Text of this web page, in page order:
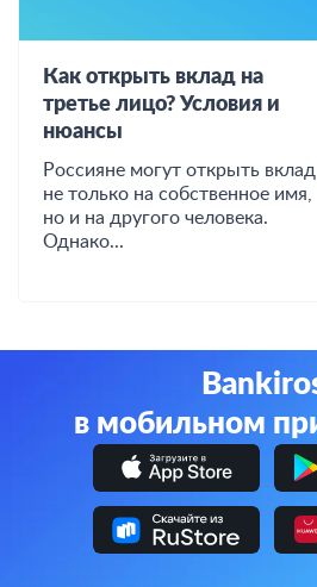
Как открыть вклад на
третье лицо? Условия и
нюансы
Россияне могут открыть вклад
не только на собственное имя,
но и на другого человека.
Однако...
в